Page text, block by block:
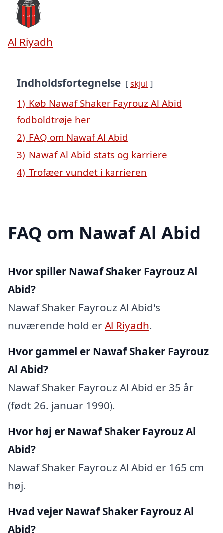
Al Riyadh
Indholdsfortegnelse skjul
1) Køb Nawaf Shaker Fayrouz Al Abid
fodboldtrøje her
2) FAQ om Nawaf Al Abid
3) Nawaf Al Abid stats og karriere
4) Trofæer vundet i karrieren
FAQ om Nawaf Al Abid
Hvor spiller Nawaf Shaker Fayrouz Al
Abid?
Nawaf Shaker Fayrouz Al Abid's
nuværende hold erAl Riyadh.
Hvor gammel er Nawaf Shaker Fayrouz
Al Abid?
Nawaf Shaker Fayrouz Al Abid er 35 år
(født 26. januar 1990).
Hvor høj er Nawaf Shaker Fayrouz Al
Abid?
Nawaf Shaker Fayrouz Al Abid er 165 cm
høj.
Hvad vejer Nawaf Shaker Fayrouz Al
Abid?